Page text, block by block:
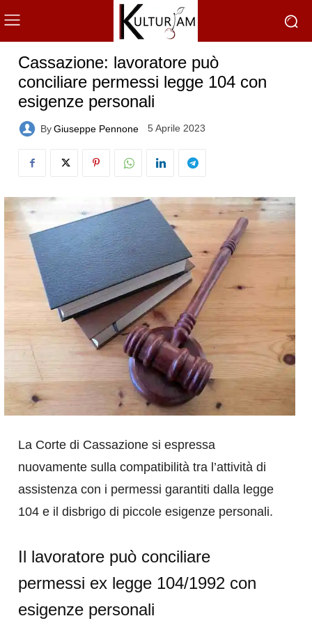
Cassazione: lavoratore può
conciliare permessi legge 104 con
esigenze personali
ByGiuseppe Pennone 5 Aprile 2023
La Corte di Cassazione si espressa
nuovamente sulla compatibilità tra l’attività di
assistenza con i permessi garantiti dalla legge
104 e il disbrigo di piccole esigenze personali.
Il lavoratore può conciliare
permessi ex legge 104/1992 con
esigenze personali